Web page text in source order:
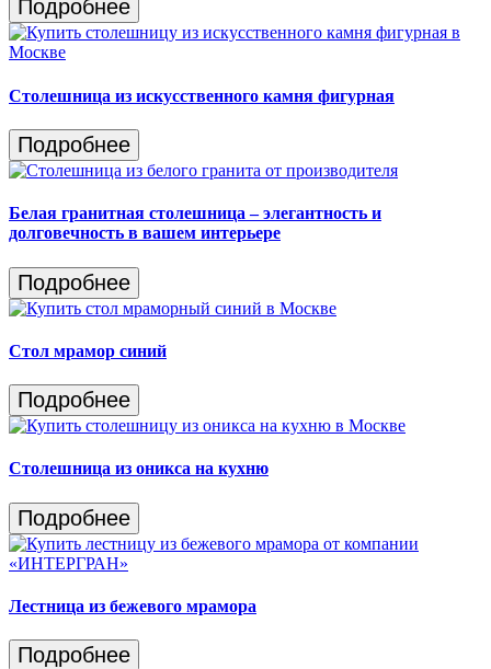
Подробнее
Столешница из искусственного камня фигурная
Подробнее
Белая гранитная столешница – элегантность и
долговечность в вашем интерьере
Подробнее
Стол мрамор синий
Подробнее
Столешница из оникса на кухню
Подробнее
Лестница из бежевого мрамора
Подробнее